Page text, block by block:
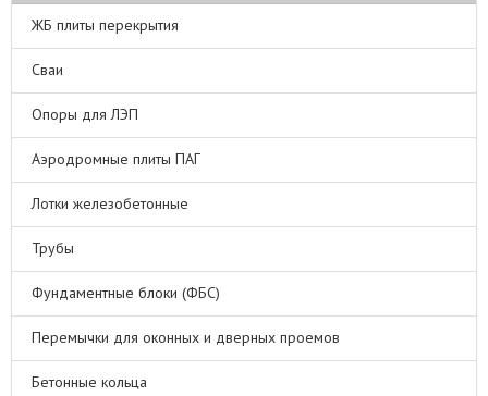
ЖБ плиты перекрытия
Сваи
Опоры для ЛЭП
Аэродромные плиты ПАГ
Лотки железобетонные
Трубы
Фундаментные блоки (ФБС)
Перемычки для оконных и дверных проемов
Бетонные кольца